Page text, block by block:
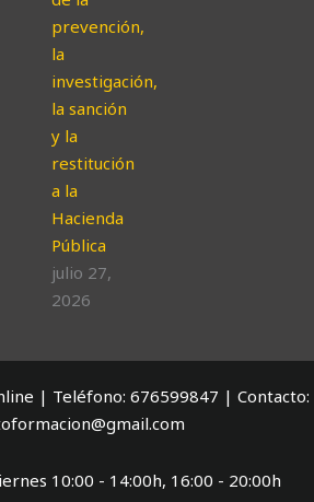
prevención,
la
investigación,
la sanción
y la
restitución
a la
Hacienda
Pública
julio 27,
2026
| Teléfono: 676599847 | Contacto:
10:00 - 14:00h, 16:00 - 20:00h